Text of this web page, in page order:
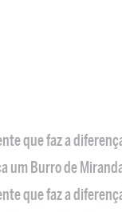
que faz a
um Burro de
que faz a